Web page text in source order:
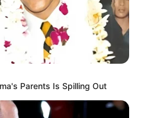
Parents Is Spilling Out